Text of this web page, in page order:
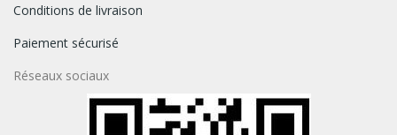
Conditions de livraison
Paiement sécurisé
Réseaux sociaux